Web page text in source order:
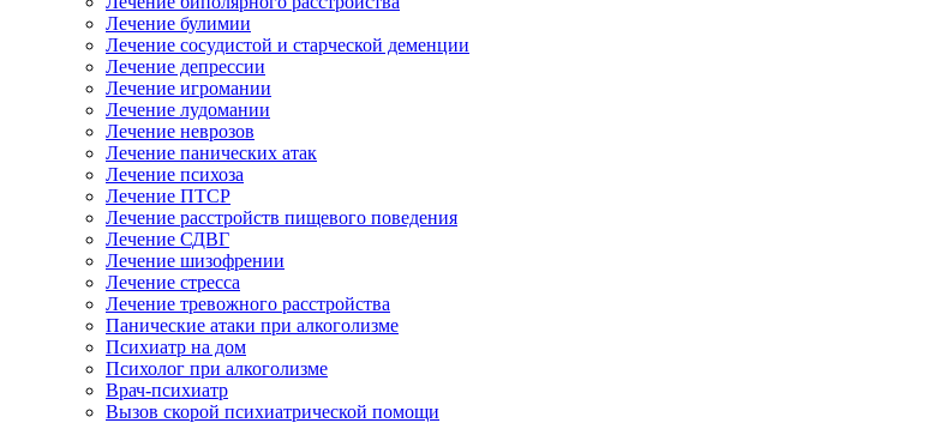
Лечение булимии
Лечение сосудистой и старческой деменции
Лечение депрессии
Лечение игромании
Лечение лудомании
Лечение неврозов
Лечение панических атак
Лечение психоза
Лечение ПТСР
Лечение расстройств пищевого поведения
Лечение СДВГ
Лечение шизофрении
Лечение стресса
Лечение тревожного расстройства
Панические атаки при алкоголизме
Психиатр на дом
Психолог при алкоголизме
Врач-психиатр
Вызов скорой психиатрической помощи